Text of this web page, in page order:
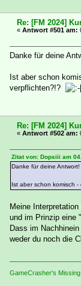
Re: [FM 2024]
« Antwort #501 am:
Danke für deine
Ist aber schon
verpflichten?!?
Re: [FM 2024]
« Antwort #502 am:
Zitat von: Dopsiii am
Danke für deine Antwort!
Ist aber schon komisch
Meine
und im Prinzip eine
Dass im
weder du noch die
GameCrasher's